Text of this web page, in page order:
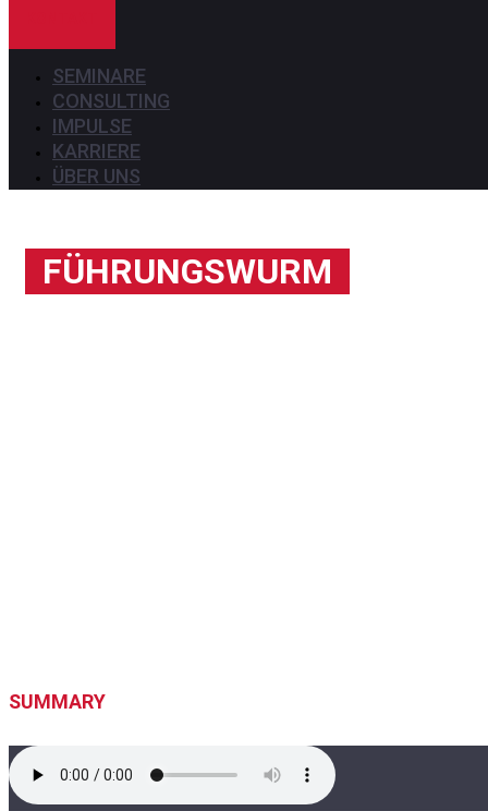
SEMINARE
CONSULTING
IMPULSE
KARRIERE
ÜBER UNS
FÜHRUNGSWURM
SUMMARY